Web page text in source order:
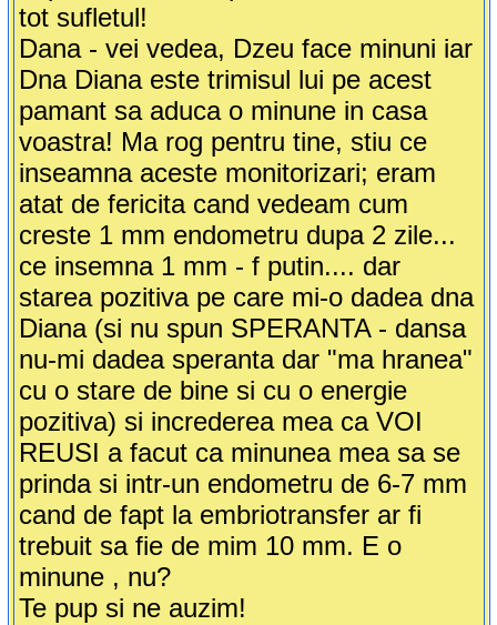
tot sufletul!
Dana - vei vedea, Dzeu face minuni iar
Dna Diana este trimisul lui pe acest
pamant sa aduca o minune in casa
voastra! Ma rog pentru tine, stiu ce
inseamna aceste monitorizari; eram
atat de fericita cand vedeam cum
creste 1 mm endometru dupa 2 zile...
ce insemna 1 mm - f putin.... dar
starea pozitiva pe care mi-o dadea dna
Diana (si nu spun SPERANTA - dansa
nu-mi dadea speranta dar "ma hranea"
cu o stare de bine si cu o energie
pozitiva) si increderea mea ca VOI
REUSI a facut ca minunea mea sa se
prinda si intr-un endometru de 6-7 mm
cand de fapt la embriotransfer ar fi
trebuit sa fie de mim 10 mm. E o
minune , nu?
Te pup si ne auzim!